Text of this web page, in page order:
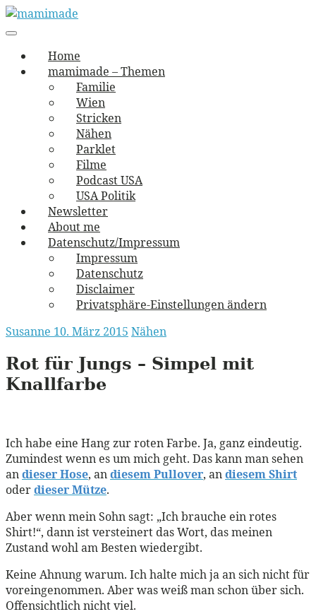
Skip
to
mamimade
vernäht und zugetextet
navigation
Menu
Home
mamimade – Themen
Familie
Wien
Stricken
Nähen
Parklet
Filme
Podcast USA
USA Politik
Newsletter
About me
Datenschutz/Impressum
Impressum
Datenschutz
Disclaimer
Privatsphäre-Einstellungen ändern
Susanne 10. März 2015 Nähen
Rot für Jungs – Simpel mit
Knallfarbe
Ich habe eine Hang zur roten Farbe. Ja, ganz eindeutig.
Zumindest wenn es um mich geht. Das kann man sehen
andieser Hose, andiesem Pullover, andiesem Shirt
oderdieser Mütze.
Aber wenn mein Sohn sagt: „Ich brauche ein rotes
Shirt!“, dann ist versteinert das Wort, das meinen
Zustand wohl am Besten wiedergibt.
Keine Ahnung warum. Ich halte mich ja an sich nicht für
voreingenommen. Aber was weiß man schon über sich.
Offensichtlich nicht viel.